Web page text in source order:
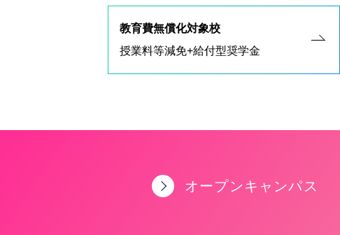
教育費無償化対象校
授業料等減免+給付型奨学金
オープンキャンパス